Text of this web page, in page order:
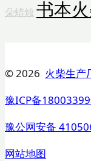
朵蜡烛 书本
© 2026 火柴生产
豫ICP备
豫公网安备
网站地图